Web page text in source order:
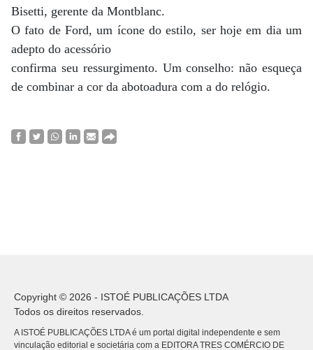
Bisetti, gerente da Montblanc.
O fato de Ford, um ícone do estilo, ser hoje em dia um
adepto do acessório
confirma seu ressurgimento. Um conselho: não esqueça
de combinar a cor da abotoadura com a do relógio.
Copyright © 2026 - ISTOÉ PUBLICAÇÕES LTDA
Todos os direitos reservados.
A ISTOÉ PUBLICAÇÕES LTDA é um portal digital independente e sem
vinculação editorial e societária com a EDITORA TRES COMÉRCIO DE